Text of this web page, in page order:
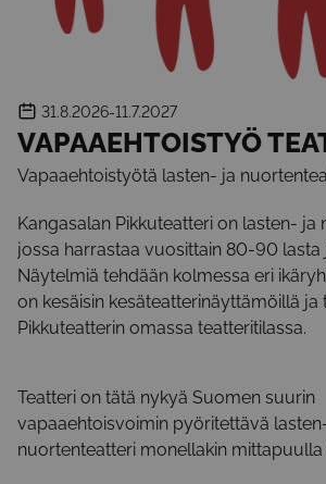
31.8.2026-11.7.2027
VAPAAEHTOISTYÖ
Vapaaehtoistyötä lasten- ja
Kangasalan Pikkuteatteri on lasten- ja
jossa harrastaa vuosittain 80-90 lasta
Näytelmiä tehdään kolmessa eri
on kesäisin kesäteatterinäyttämöillä ja
Pikkuteatterin omassa teatteritilassa.
Teatteri on tätä nykyä Suomen suurin
vapaaehtoisvoimin pyöritettävä
nuortenteatteri monellakin mittapuulla